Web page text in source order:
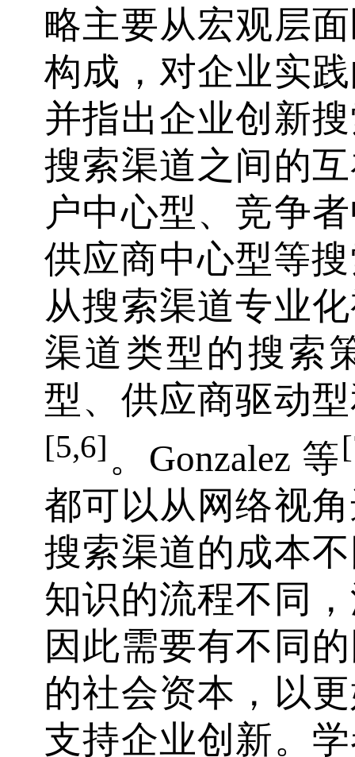
略主要从宏观层
构成，对企业实
并指出企业创新
搜索渠道之间的
户中心型、竞争
供应商中心型等
从搜索渠道专业
渠道类型的搜索
型、供应商驱动
[5,6] 。Gonzalez 等
都可以从网络视
搜索渠道的成本
知识的流程不同
因此需要有不同
的社会资本，以
支持企业创新。